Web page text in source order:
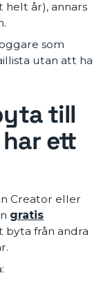
år), annars
som
utan att ha
till
ett
Creator eller
gratis
från andra